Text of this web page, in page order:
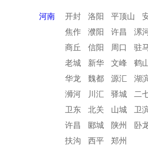
河南 开封 洛阳 平顶山
焦作
濮阳 许昌 漯
商丘
信阳 周口 驻
老城
新华 文峰 鹤
华龙
魏都 源汇 湖
浉河
川汇 驿城 二
卫东
北关 山城 卫
许昌
郾城 陕州 卧
扶沟
西平 郑州